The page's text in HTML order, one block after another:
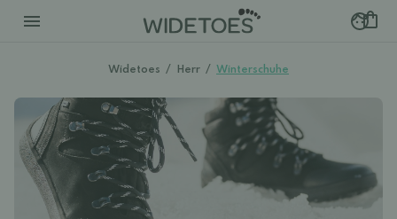
Widetoes / Herr / Winterschuhe